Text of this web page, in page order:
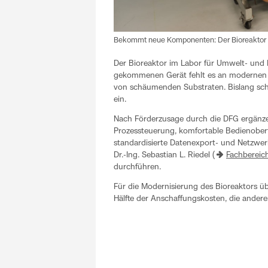
Bekommt neue Komponenten: Der
Der Bioreaktor im Labor für Umwelt-
gekommenen Gerät fehlt es an
von schäumenden Substraten. Bislang
ein.
Nach Förderzusage durch die DFG
Prozessteuerung, komfortable
standardisierte Datenexport- und
Dr.-Ing. Sebastian L. Riedel (
durchführen.
Für die Modernisierung des Bioreaktors
Hälfte der Anschaffungskosten, die